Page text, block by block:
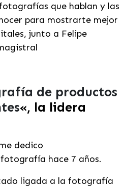
que hablan y las
para mostrarte mejor
junto a Felipe
de productos
«, la lidera
dedico
hace 7 años.
ligada a la fotografía